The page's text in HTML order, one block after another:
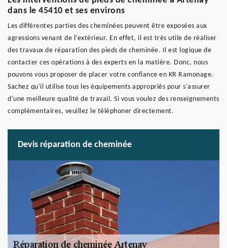
dans le 45410 et ses environs
Les différentes parties des cheminées peuvent être exposées aux
agressions venant de l'extérieur. En effet, il est très utile de réaliser
des travaux de réparation des pieds de cheminée. Il est logique de
contacter ces opérations à des experts en la matière. Donc, nous
pouvons vous proposer de placer votre confiance en KR Ramonage.
Sachez qu'il utilise tous les équipements appropriés pour s'assurer
d'une meilleure qualité de travail. Si vous voulez des renseignements
complémentaires, veuillez le téléphoner directement.
Devis réparation de cheminée